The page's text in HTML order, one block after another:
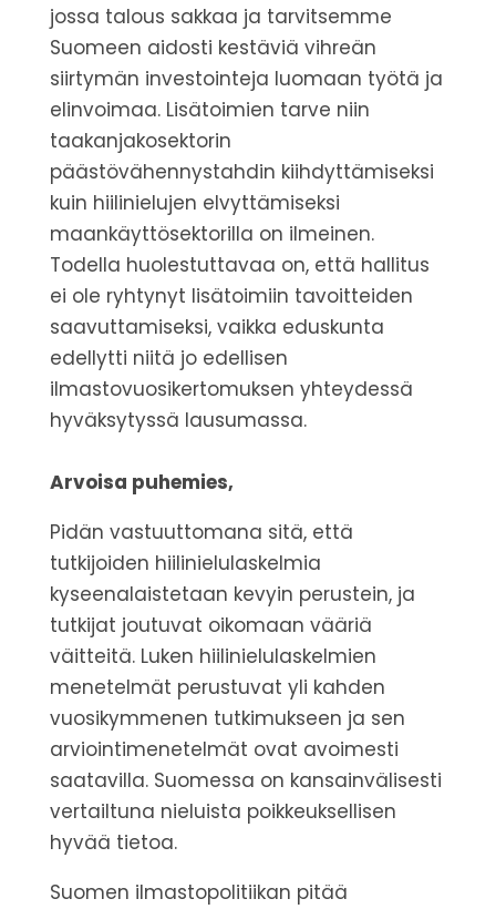
jossa talous sakkaa ja tarvitsemme
Suomeen aidosti kestäviä vihreän
siirtymän investointeja luomaan työtä ja
elinvoimaa. Lisätoimien tarve niin
taakanjakosektorin
päästövähennystahdin kiihdyttämiseksi
kuin hiilinielujen elvyttämiseksi
maankäyttösektorilla on ilmeinen.
Todella huolestuttavaa on, että hallitus
ei ole ryhtynyt lisätoimiin tavoitteiden
saavuttamiseksi, vaikka eduskunta
edellytti niitä jo edellisen
ilmastovuosikertomuksen yhteydessä
hyväksytyssä lausumassa.
Arvoisa puhemies,
Pidän vastuuttomana sitä, että
tutkijoiden hiilinielulaskelmia
kyseenalaistetaan kevyin perustein, ja
tutkijat joutuvat oikomaan vääriä
väitteitä. Luken hiilinielulaskelmien
menetelmät perustuvat yli kahden
vuosikymmenen tutkimukseen ja sen
arviointimenetelmät ovat avoimesti
saatavilla. Suomessa on kansainvälisesti
vertailtuna nieluista poikkeuksellisen
hyvää tietoa.
Suomen ilmastopolitiikan pitää